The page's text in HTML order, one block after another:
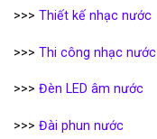
>>> Thiết kế nhạc nước
>>> Thi công nhạc nước
>>> Đèn LED âm nước
>>> Đài phun nước